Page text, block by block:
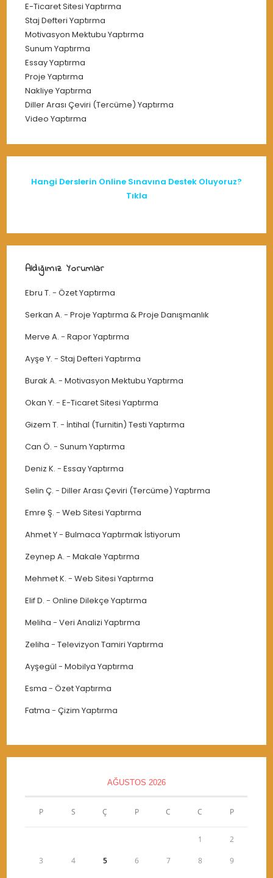
E-Ticaret Sitesi Yaptırma
Staj Defteri Yaptırma
Motivasyon Mektubu Yaptırma
Sunum Yaptırma
Essay Yaptırma
Proje Yaptırma
Nakliye Yaptırma
Diller Arası Çeviri (Tercüme) Yaptırma
Video Yaptırma
Hangi Derslerin Online Sınavına Destek Oluyoruz?
Tıkla
Aldığımız Yorumlar
Ebru T. -Özet Yaptırma
Serkan A. -Proje Yaptırma & Proje Danışmanlık
Merve A. -Rapor Yaptırma
Ayşe Y. -Staj Defteri Yaptırma
Burak A. -Motivasyon Mektubu Yaptırma
Okan Y. -E-Ticaret Sitesi Yaptırma
Gizem T. - İntihal (Turnitin) Testi Yaptırma
Can Ö. -Sunum Yaptırma
Deniz K. -Essay Yaptırma
Selin Ç. -Diller Arası Çeviri (Tercüme) Yaptırma
Emre Ş. -Web Sitesi Yaptırma
Ahmet Y-Bulmaca Yaptırmak İstiyorum
Zeynep A. -Makale Yaptırma
Mehmet K. -Web Sitesi Yaptırma
Elif D. -Online Dilekçe Yaptırma
Meliha -Veri Analizi Yaptırma
Zeliha -Televizyon Tamiri Yaptırma
Ayşegül -Mobilya Yaptırma
Esma -Özet Yaptırma
Fatma -Çizim Yaptırma
AĞUSTOS 2026
P S Ç P C C P
1 2
3 4 5 6 7 8 9